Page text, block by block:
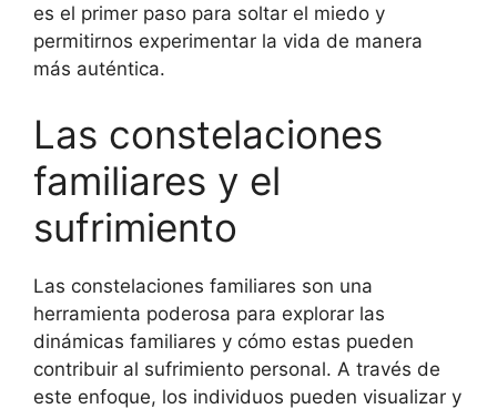
es el primer paso para soltar el miedo y
permitirnos experimentar la vida de manera
más auténtica.
Las constelaciones
familiares y el
sufrimiento
Las constelaciones familiares son una
herramienta poderosa para explorar las
dinámicas familiares y cómo estas pueden
contribuir al sufrimiento personal. A través de
este enfoque, los individuos pueden visualizar y